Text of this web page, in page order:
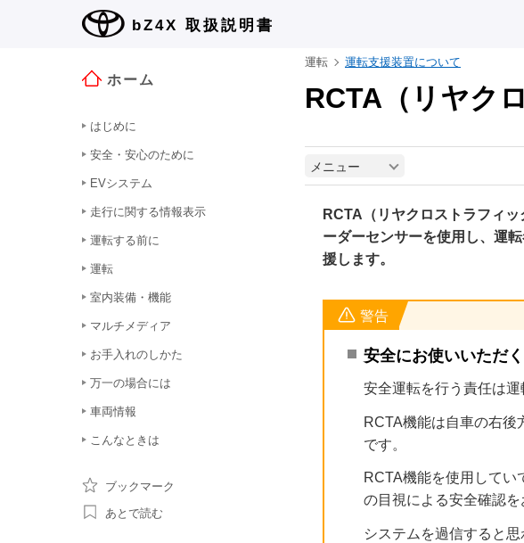
bZ4X 取扱説明書
ホーム
はじめに
安全・安心のために
EVシステム
走行に関する情報表示
運転する前に
運転
室内装備・機能
マルチメディア
お手入れのしかた
万一の場合には
車両情報
こんなときは
ブックマーク
あとで読む
運転 運転支援装置について
RCTA（リヤク
メニュー
RCTA（リヤクロストラフィ
ーダーセンサーを使用し、運
援します。
警告
安全にお使いいただ
安全運転を行う責任は
RCTA機能は自車の右後
です。
RCTA機能を使用してい
の目視による安全確認を
システムを過信すると